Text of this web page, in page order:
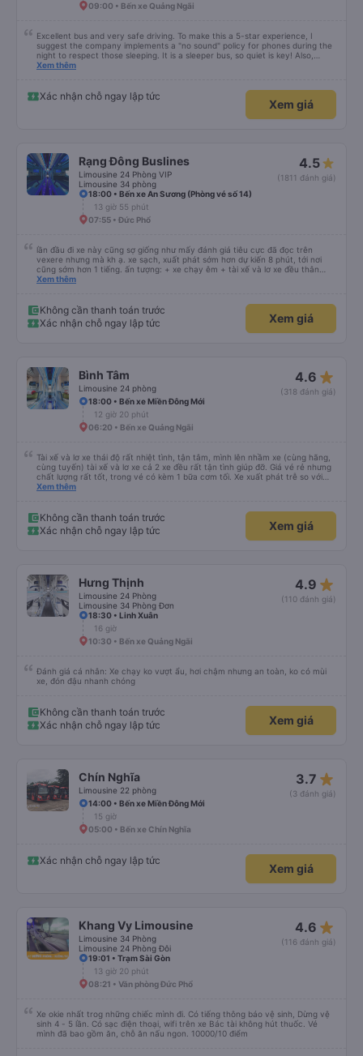
09:00 • Bến xe Quảng Ngãi
Excellent bus and very safe driving. To make this a 5-star experience, I
suggest the company implements a "no sound" policy for phones during the
night to respect those sleeping. It is a sleeper bus, so quiet is key! Also,
please display the Wi-Fi password clearly inside the cabin for convenience. I
quy định rõ ràng về việc giữ im lặng (tắt âm thanh điện thoại) vào ban đêm
để tránh làm phiền hành khách khác ngủ. Ngoài ra, nhà xe nên dán sẵn mật
khẩu Wi-Fi trong xe để hành khách dễ dàng sử dụng. Tôi vẫn sẽ tiếp tục ủng
Xem thêm
Xác nhận chỗ ngay lập tức
Xem giá
Rạng Đông Buslines
Limousine 24 Phòng VIP
Limousine 34 phòng
4.5
(1811 đánh giá)
18:00 • Bến xe An Sương (Phòng vé số 14)
13 giờ 55 phút
07:55 • Đức Phổ
lần đầu đi xe này cũng sợ giống như mấy đánh giá tiêu cực đã đọc trên
vexere nhưng mà kh ạ. xe sạch, xuất phát sớm hơn dự kiến 8 phút, tới nơi
cũng sớm hơn 1 tiếng. ấn tượng: + xe chạy êm + tài xế và lơ xe đều thân
thiện dễ thương. thật ra cũng kh tiếp xúc nhiều+ lắm nhưng cá nhân mình
an sương, xe dừng đúng 3 lần (cả ăn tối) cho khách đi vệ sinh. cái hay ở đây
là khi gần tới chỗ ăn tối sẽ có loa thông báo, loa báo là dừng 30p nhưng thực
tế chỉ dừng khoảng 25p, chắc do khách đã lên đông đủ. tóm lại thì lần đầu đi
Xem thêm
Không cần thanh toán trước
Xác nhận chỗ ngay lập tức
Xem giá
Bình Tâm
Limousine 24 phòng
4.6 star_rate
(318 đánh giá)
18:00 • Bến xe Miền Đông Mới
12 giờ 20 phút
06:20 • Bến xe Quảng Ngãi
Tài xế và lơ xe thái độ rất nhiệt tình, tận tâm, mình lên nhầm xe (cùng hãng,
cùng tuyến) tài xế và lơ xe cả 2 xe đều rất tận tình giúp đỡ. Giá vé rẻ nhưng
chất lượng rất tốt, trong vé có kèm 1 bữa cơm tối. Xe xuất phát trễ so với
trên app 45p, nhưng do bão nên trời mưa rất to, có thể thông cảm được.
Xem thêm
Không cần thanh toán trước
Xác nhận chỗ ngay lập tức
Xem giá
Hưng Thịnh
Limousine 24 Phòng
Limousine 34 Phòng Đơn
4.9 star_rate
(110 đánh giá)
18:30 • Linh Xuân
16 giờ
10:30 • Bến xe Quảng Ngãi
Đánh giá cá nhân: Xe chạy ko vượt ẩu, hơi chậm nhưng an toàn, ko có mùi
xe, đón đậu nhanh chóng
Không cần thanh toán trước
Xác nhận chỗ ngay lập tức
Xem giá
Chín Nghĩa
Limousine 22 phòng
3.7 star_rate
(3 đánh giá)
14:00 • Bến xe Miền Đông Mới
15 giờ
05:00 • Bến xe Chín Nghĩa
Xác nhận chỗ ngay lập tức
Xem giá
Khang Vy Limousine
Limousine 34 Phòng
Limousine 24 Phòng Đôi
4.6 star_rate
(116 đánh giá)
19:01 • Trạm Sài Gòn
13 giờ 20 phút
08:21 • Văn phòng Đức Phổ
Xe okie nhất trog những chiếc mình đi. Có tiếng thông báo vệ sinh, Dừng vệ
sinh 4 - 5 lần. Có sạc điện thoại, wifi trên xe Bác tài không hút thuốc. Vé
mình đã bao gồm ăn, chỗ ăn nấu ngon. 10000/10 điểm